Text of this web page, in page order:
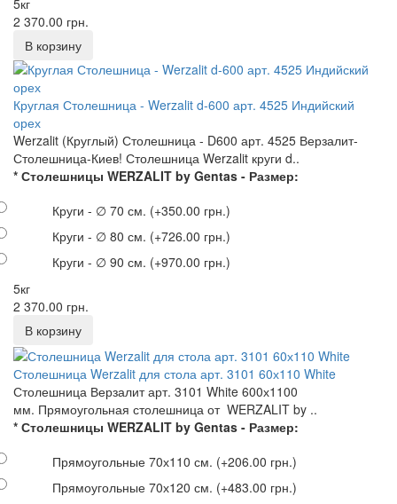
2 370.00 грн.
Круглая Столешница - Werzalit d-600 арт. 4525 Индийский
орех
Werzalit (Круглый) Столешница - D600 арт. 4525 Верзалит-
Столешница-Киев! Столешница Werzalit круги d..
* Столешницы WERZALIT by Gentas - Размер:
Круги - ∅ 70 см. (+350.00 грн.)
Круги - ∅ 80 см. (+726.00 грн.)
Круги - ∅ 90 см. (+970.00 грн.)
5кг
2 370.00 грн.
Столешница Werzalit для стола арт. 3101 60х110 White
Столешница Верзалит арт. 3101 White 600х1100
мм. Прямоугольная столешница от WERZALIT by ..
* Столешницы WERZALIT by Gentas - Размер:
Прямоугольные 70х110 см. (+206.00 грн.)
Прямоугольные 70х120 см. (+483.00 грн.)